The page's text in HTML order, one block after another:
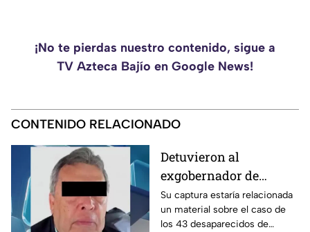
¡No te pierdas nuestro contenido, sigue a
TV Azteca Bajío en Google News!
CONTENIDO RELACIONADO
Detuvieron al
exgobernador de
Guerrero, Ángel
Aguirre Rivero
Su captura estaría relacionada
un material sobre el caso de
los 43 desaparecidos de